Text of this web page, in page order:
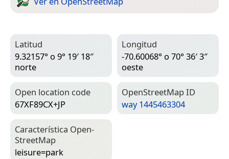
Latitud
9.32157° o 9° 19′ 18″
norte
Longitud
-70.60068° o 70° 36′ 3″
oeste
Open location code
67XF89CX+JP
Open­Street­Map ID
way 1445463304
Característica Open­
Street­Map
leisure=­park